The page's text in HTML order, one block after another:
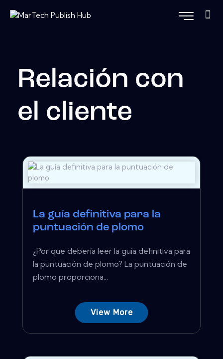
Relación con
el cliente
La guía definitiva para la
puntuación de plomo
¿Por qué debería leer la guía definitiva para
la puntuación de plomo? La puntuación de
plomo proporciona...
View More